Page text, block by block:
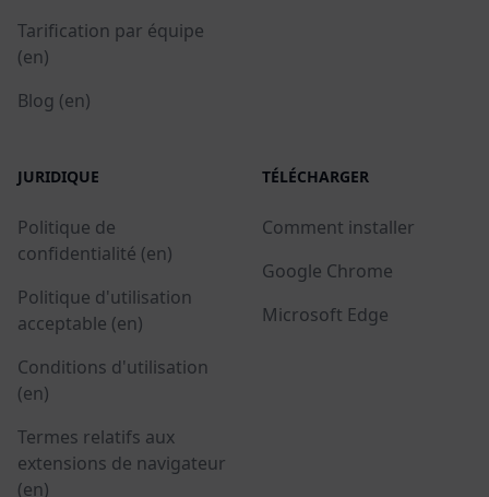
Tarification par équipe
(en)
Blog (en)
JURIDIQUE
Politique de
confidentialité (en)
Politique d'utilisation
acceptable (en)
Conditions d'utilisation
(en)
Termes relatifs aux
extensions de navigateur
(en)
TÉLÉCHARGER
Comment installer
Google Chrome
Microsoft Edge